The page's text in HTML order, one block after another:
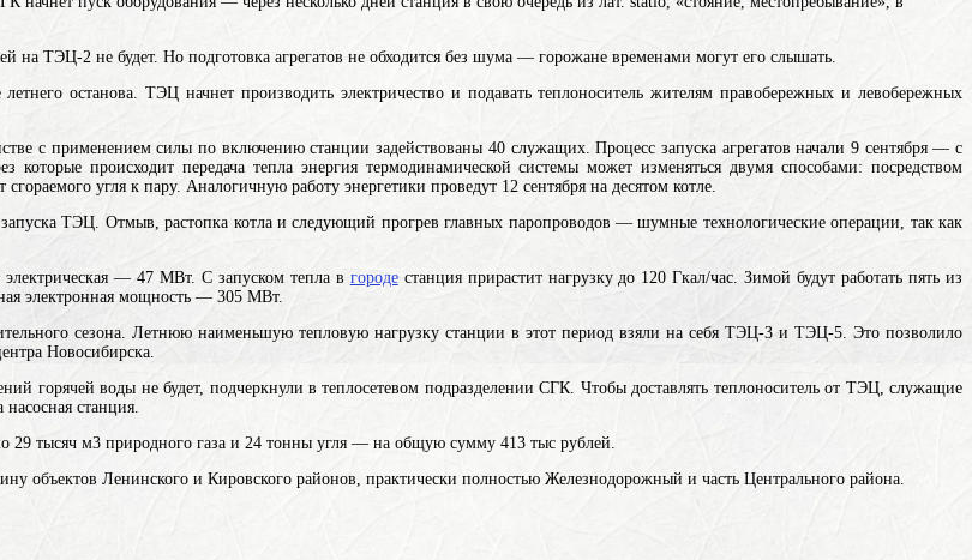
на ТЭЦ-2 не будет. Но подготовка агрегатов не обходится без шума — горожане временами могут его слышать.
останова. ТЭЦ начнет производить электричество и подавать теплоноситель жителям правобережных и левобережных
с применением силы по включению станции задействованы 40 служащих. Процесс запуска агрегатов начали 9 сентября — с
которые происходит передача тепла энергия термодинамической системы может изменяться двумя способами: посредством
сгораемого угля к пару. Аналогичную работу энергетики проведут 12 сентября на десятом котле.
ТЭЦ. Отмыв, растопка котла и следующий прогрев главных паропроводов — шумные технологические операции, так как
электрическая — 47 МВт. С запуском тепла в городестанция прирастит нагрузку до 120 Гкал/час. Зимой будут работать пять из
электронная мощность — 305 МВт.
сезона. Летнюю наименьшую тепловую нагрузку станции в этот период взяли на себя ТЭЦ-3 и ТЭЦ-5. Это позволило
Новосибирска.
горячей воды не будет, подчеркнули в теплосетевом подразделении СГК. Чтобы доставлять теплоноситель от ТЭЦ, служащие
станция.
29 тысяч м3 природного газа и 24 тонны угля — на общую сумму 413 тыс рублей.
объектов Ленинского и Кировского районов, практически полностью Железнодорожный и часть Центрального района.